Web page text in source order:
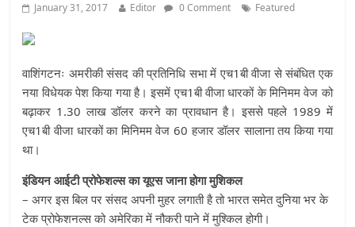
January 31, 2017 Editor 0 Comment Featured
वाशिंगटनः अमरीकी संसद की प्रतिनिधि सभा में एच1बी वीजा से संबंधित एक
नया विधेयक पेश किया गया है। इसमें एच1बी वीजा धारकों के मिनिमम वेज को
बढ़ाकर 1.30 लाख डॉलर करने का प्रावधान है। इससे पहले 1989 में
एच1बी वीजा धारकों का मिनिमम वेज 60 हजार डॉलर सालाना तय किया गया
था।
इंडियन आईटी प्रोफेशल्‍स का यूएस जाना होगा मुशिकल
– अगर इस बिल पर संसद अपनी मुहर लगाती है तो भारत समेत दुनिया भर के
टेक प्रोफेशनल्‍स को अमेरिका में नौकरी पाने में मुश्किल होगी।